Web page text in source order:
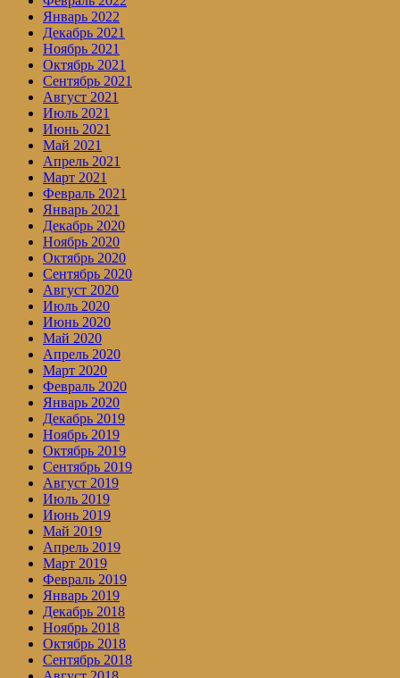
Январь 2022
Декабрь 2021
Ноябрь 2021
Октябрь 2021
Сентябрь 2021
Август 2021
Июль 2021
Июнь 2021
Май 2021
Апрель 2021
Март 2021
Февраль 2021
Январь 2021
Декабрь 2020
Ноябрь 2020
Октябрь 2020
Сентябрь 2020
Август 2020
Июль 2020
Июнь 2020
Май 2020
Апрель 2020
Март 2020
Февраль 2020
Январь 2020
Декабрь 2019
Ноябрь 2019
Октябрь 2019
Сентябрь 2019
Август 2019
Июль 2019
Июнь 2019
Май 2019
Апрель 2019
Март 2019
Февраль 2019
Январь 2019
Декабрь 2018
Ноябрь 2018
Октябрь 2018
Сентябрь 2018